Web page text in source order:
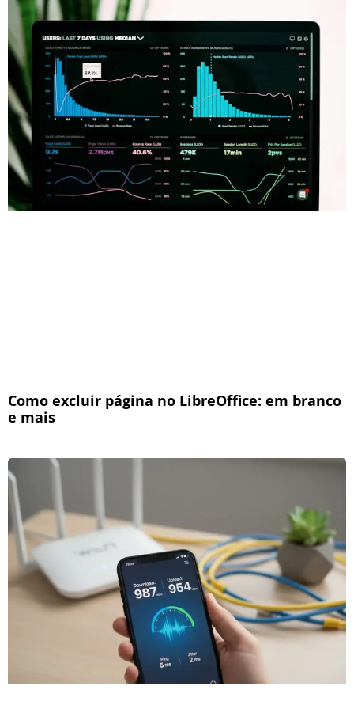
Como excluir página no LibreOffice: em branco
e mais